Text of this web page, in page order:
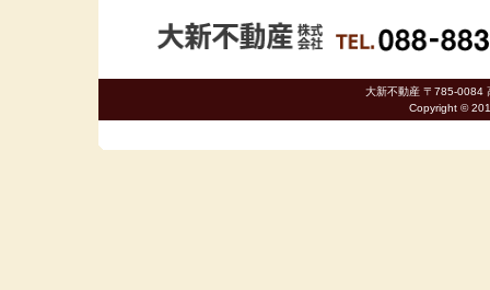
大新不動産 〒785-
Copyright ©